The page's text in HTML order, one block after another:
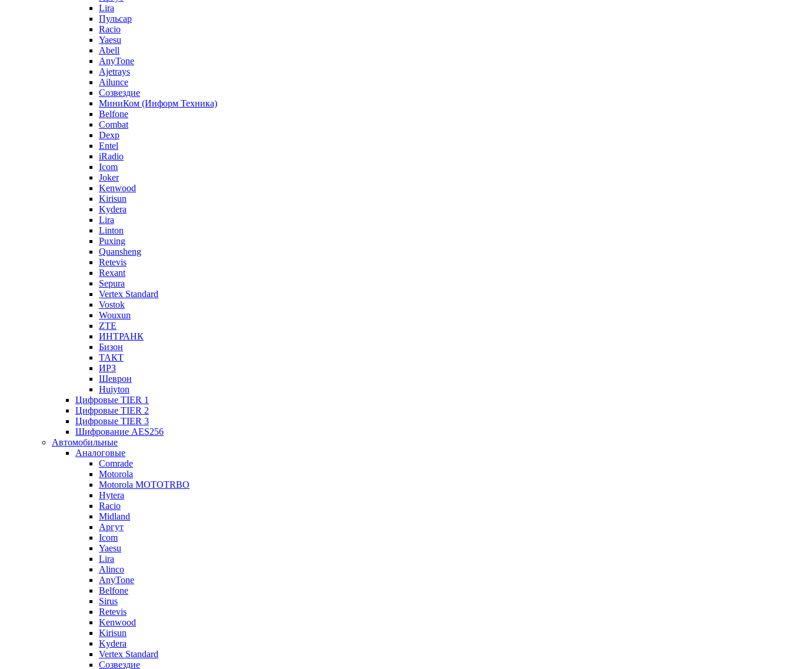
Lira
Пульсар
Racio
Yaesu
Abell
AnyTone
Ajetrays
Ailunce
Созвездие
МиниКом (Информ Техника)
Belfone
Combat
Dexp
Entel
iRadio
Icom
Joker
Kenwood
Kirisun
Kydera
Lira
Linton
Puxing
Quansheng
Retevis
Rexant
Sepura
Vertex Standard
Vostok
Wouxun
ZTE
ИНТРАНК
Бизон
ТАКТ
ИРЗ
Шеврон
Huiyton
Цифровые TIER 1
Цифровые TIER 2
Цифровые TIER 3
Шифрование AES256
Автомобильные
Аналоговые
Comrade
Motorola
Motorola MOTOTRBO
Hytera
Racio
Midland
Аргут
Icom
Yaesu
Lira
Alinco
AnyTone
Belfone
Sirus
Retevis
Kenwood
Kirisun
Kydera
Vertex Standard
Созвездие